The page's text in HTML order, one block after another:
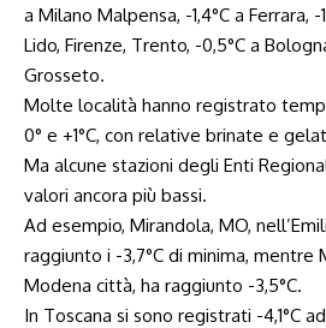
a Milano Malpensa, -1,4°C a Ferrara, -
Lido, Firenze, Trento, -0,5°C a
Grosseto.
Molte località hanno registrato
0° e +1°C, con relative brinate e
Ma alcune stazioni degli Enti
valori ancora più bassi.
Ad esempio, Mirandola, MO,
raggiunto i -3,7°C di minima, mentre
Modena città, ha raggiunto -3,5°C.
In Toscana si sono registrati -4,1°C